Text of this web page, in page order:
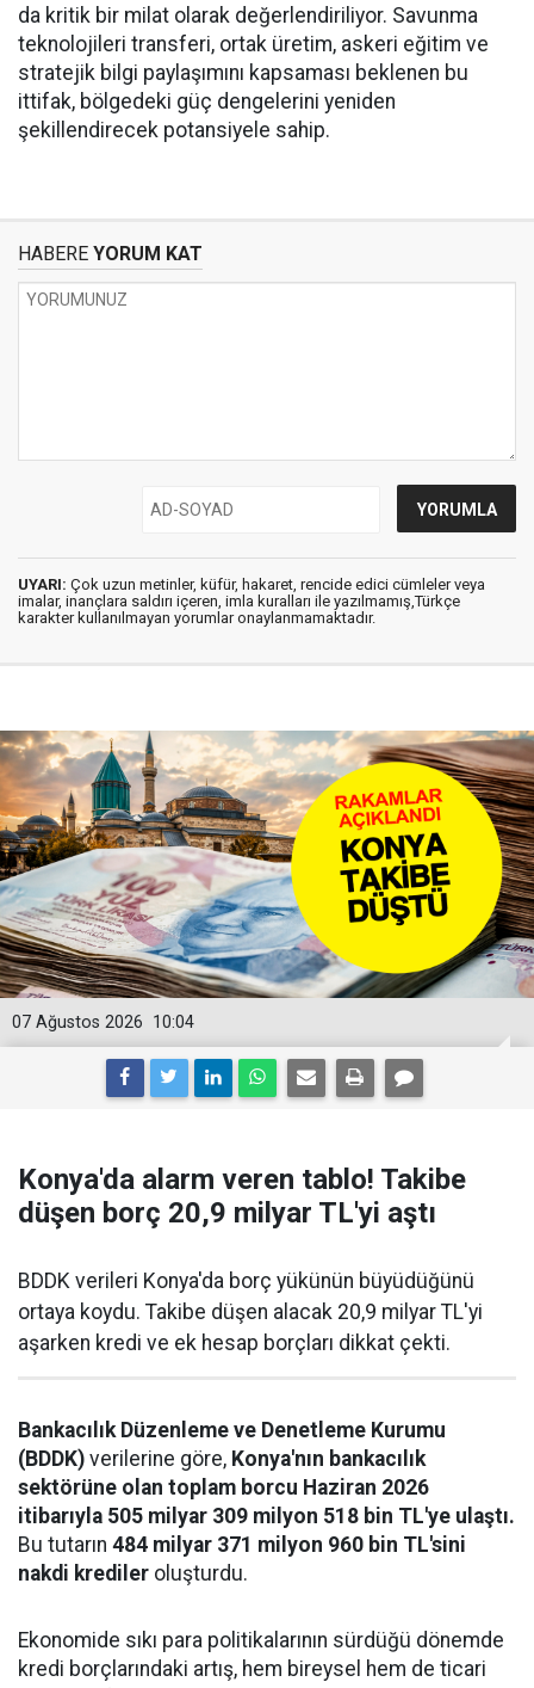
da kritik bir milat olarak değerlendiriliyor. Savunma
teknolojileri transferi, ortak üretim, askeri eğitim ve
stratejik bilgi paylaşımını kapsaması beklenen bu
ittifak, bölgedeki güç dengelerini yeniden
şekillendirecek potansiyele sahip.
HABERE YORUM KAT
UYARI: Çok uzun metinler, küfür, hakaret, rencide edici cümleler veya
imalar, inançlara saldırı içeren, imla kuralları ile yazılmamış,Türkçe
karakter kullanılmayan yorumlar onaylanmamaktadır.
10:04
07 Ağustos 2026
Konya'da alarm veren tablo! Takibe
düşen borç 20,9 milyar TL'yi aştı
BDDK verileri Konya'da borç yükünün büyüdüğünü
ortaya koydu. Takibe düşen alacak 20,9 milyar TL'yi
aşarken kredi ve ek hesap borçları dikkat çekti.
Bankacılık Düzenleme ve Denetleme Kurumu
(BDDK) verilerine göre, Konya'nın bankacılık
sektörüne olan toplam borcu Haziran 2026
itibarıyla 505 milyar 309 milyon 518 bin TL'ye ulaştı.
Bu tutarın 484 milyar 371 milyon 960 bin TL'sini
nakdi krediler oluşturdu.
Ekonomide sıkı para politikalarının sürdüğü dönemde
kredi borçlarındaki artış, hem bireysel hem de ticari